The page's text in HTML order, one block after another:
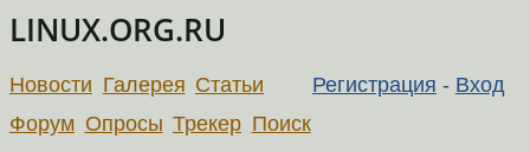
LINUX.ORG.RU
Регистрация - Вход
Новости Галерея Статьи
Форум Опросы Трекер Поиск